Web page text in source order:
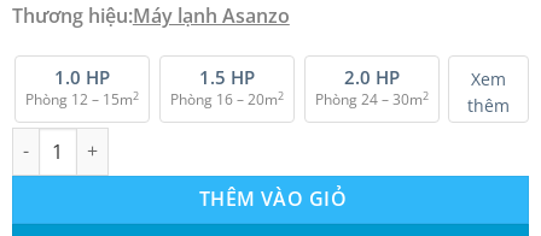
Thương hiệu:Máy lạnh Asanzo
1.0 HP
Phòng 12 – 15m2
1.5 HP
Phòng 16 – 20m2
2.0 HP
Phòng 24 – 30m2
Xem
thêm
Máy lạnh Asanzo inverter wifi (1.0Hp) K09N66 số lượng
THÊM VÀO GIỎ